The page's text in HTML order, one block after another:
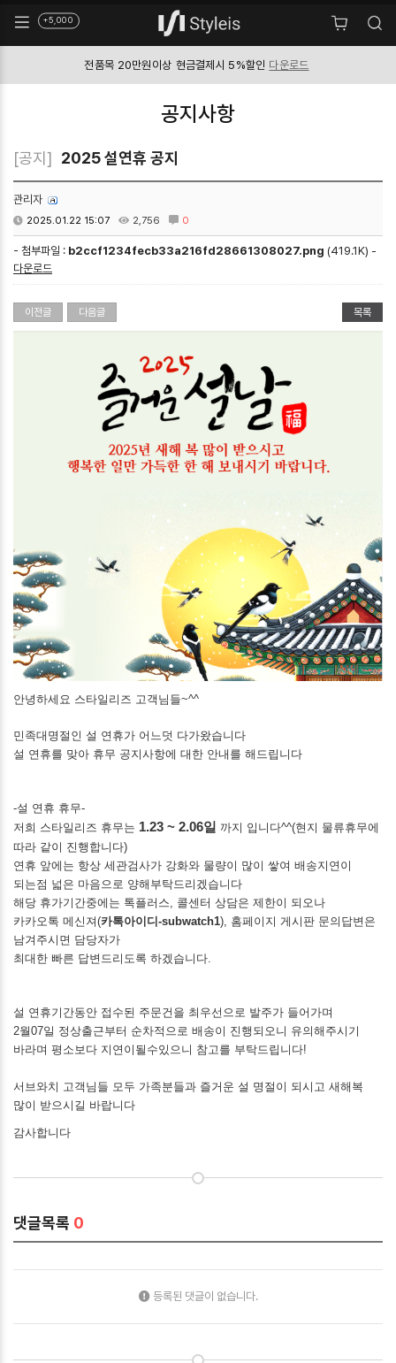
+5,000
전품목 20만원이상 현금결제시 5%할인 다운로드
공지사항
[공지] 2025 설연휴 공지
관리자
2025.01.22 15:07 2,756 0
- 첨부파일 : b2ccf1234fecb33a216fd28661308027.png (419.1K) -
다운로드
이전글 다음글 목록
안녕하세요 스타일리즈 고객님들~^^
민족대명절인 설 연휴가 어느덧 다가왔습니다
설 연휴를 맞아 휴무 공지사항에 대한 안내를 해드립니다
-설 연휴 휴무-
저희 스타일리즈 휴무는 1.23 ~ 2.06일 까지 입니다^^(현지 물류휴무에
따라 같이 진행합니다)
연휴 앞에는 항상 세관검사가 강화와 물량이 많이 쌓여 배송지연이
되는점 넓은 마음으로 양해부탁드리겠습니다
해당 휴가기간중에는 톡플러스, 콜센터 상담은 제한이 되오나
카카오톡 메신져(카톡아이디-subwatch1), 홈페이지 게시판 문의답변은
남겨주시면 담당자가
최대한 빠른 답변드리도록 하겠습니다.
설 연휴기간동안 접수된 주문건을 최우선으로 발주가 들어가며
2월07일 정상출근부터 순차적으로 배송이 진행되오니 유의해주시기
바라며 평소보다 지연이될수있으니 참고를 부탁드립니다!
서브와치 고객님들 모두 가족분들과 즐거운 설 명절이 되시고 새해복
많이 받으시길 바랍니다
감사합니다
댓글목록 0
등록된 댓글이 없습니다.